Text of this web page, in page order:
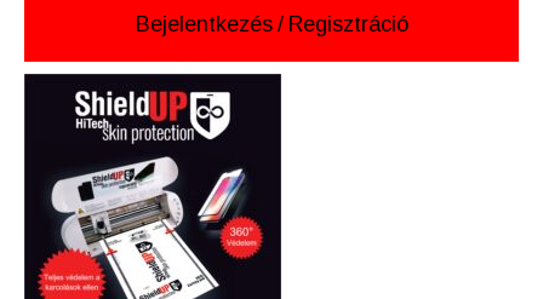
Bejelentkezés / Regisztráció